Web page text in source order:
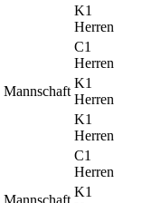
K1
Herren
C1
Herren
Mannschaft
K1
Herren
K1
Herren
C1
Herren
K1